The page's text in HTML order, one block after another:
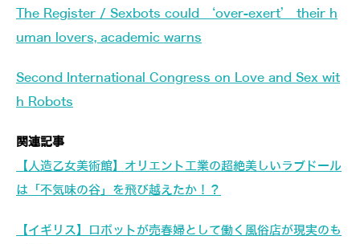
The Register / Sexbots could ‘over-exert’ their h
uman lovers, academic warns
Second International Congress on Love and Sex wit
h Robots
関連記事
【人造乙女美術館】オリエント工業の超絶美しいラブドール
は「不気味の谷」を飛び越えたか！？
【イギリス】ロボットが売春婦として働く風俗店が現実のも